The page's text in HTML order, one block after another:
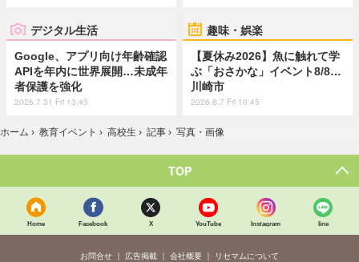
デジタル生活
Google、アプリ向け年齢確認
APIを年内に世界展開…未成年
者保護を強化
2026.7.31 Fri 13:45
趣味・娯楽
【夏休み2026】魚に触れて学
ぶ「おさかな」イベント8/8…
川崎市
2026.8.7 Fri 10:45
ホーム › 教育イベント › 高校生 › 記事 › 写真・画像
TOP
Home Facebook X YouTube Instagram line
お問合せ 広告掲載 会社概要 リセマムについて